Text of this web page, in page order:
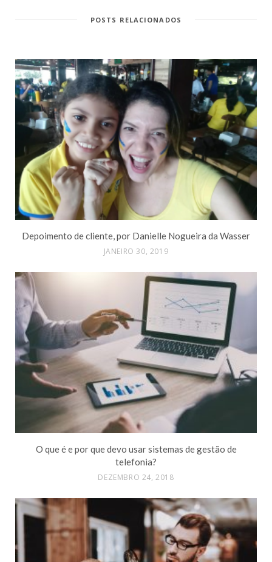
POSTS RELACIONADOS
Depoimento de cliente, por Danielle Nogueira da Wasser
JANEIRO 30, 2019
O que é e por que devo usar sistemas de gestão de
telefonia?
DEZEMBRO 24, 2018